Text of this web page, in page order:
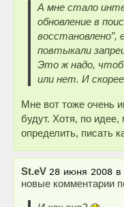
А мне стало
обновление в
восстановлено”,
повтыкали
Это ж надо, чтоб
или нет. И
Мне вот тоже очень
будут. Хотя, по
определить, писать
St.eV
новые комментарии